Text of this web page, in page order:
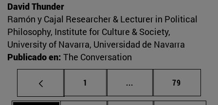
David Thunder
Ramón y Cajal Researcher & Lecturer in Political
Philosophy, Institute for Culture & Society,
University of Navarra, Universidad de Navarra
Publicado en: The Conversation
Página
1 ... Páginas intermedias
Página
79